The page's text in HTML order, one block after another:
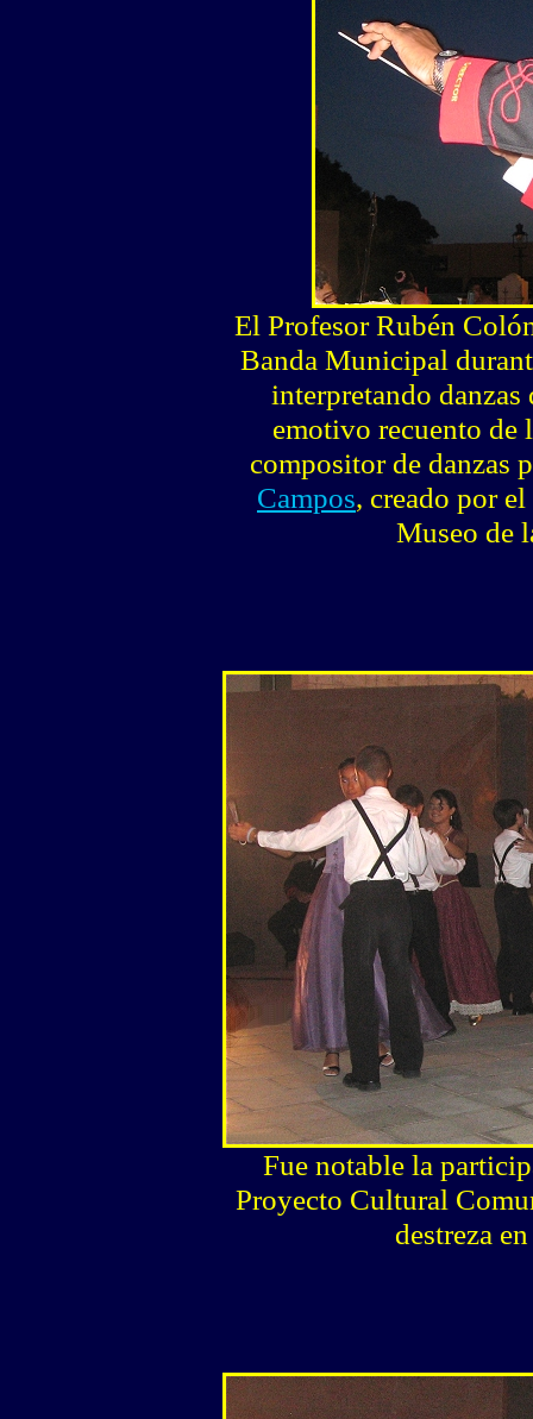
El Profesor Rubén
Banda Municipal
interpretando
emotivo recuento de
compositor de danzas
Campos, creado por
Museo de
Fue notable la
Proyecto Cultural
destreza